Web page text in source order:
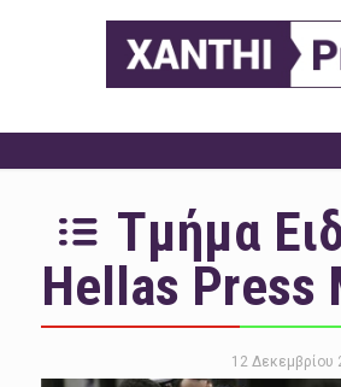
Τμήμα
Hellas Press
12 Δεκεμβρίου